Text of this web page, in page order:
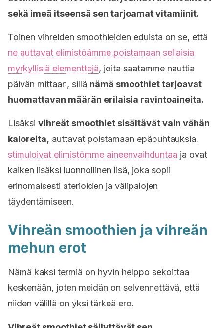
sekä imeä itseensä sen tarjoamat vitamiinit.
Toinen vihreiden smoothieiden eduista on se, että
ne auttavat elimistöämme poistamaan sellaisia
myrkyllisiä elementtejä, joita saatamme nauttia
päivän mittaan, sillä nämä smoothiet tarjoavat
huomattavan määrän erilaisia ravintoaineita.
Lisäksi vihreät smoothiet sisältävät vain vähän
kaloreita,
auttavat poistamaan epäpuhtauksia,
stimuloivat elimistömme aineenvaihduntaa ja ovat
kaiken lisäksi luonnollinen lisä, joka sopii
erinomaisesti aterioiden ja välipalojen
täydentämiseen.
Vihreän smoothien ja vihreän
mehun erot
Nämä kaksi termiä on hyvin helppo sekoittaa
keskenään, joten meidän on selvennettävä, että
niiden välillä on yksi tärkeä ero.